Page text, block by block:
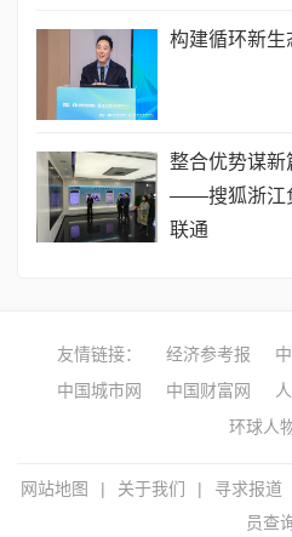
构建循环新生
整合优势谋新
——搜狐浙江
联通
友情链接： 经济参考报
中国城市网
中国财富网
环球人
网站地图 | 关于我们 | 寻求报道
员查